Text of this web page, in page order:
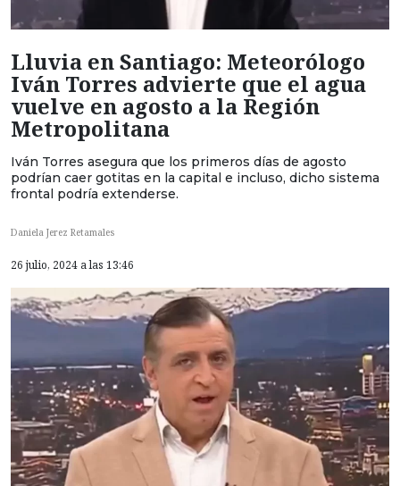
Lluvia en Santiago: Meteorólogo
Iván Torres advierte que el agua
vuelve en agosto a la Región
Metropolitana
Iván Torres asegura que los primeros días de agosto
podrían caer gotitas en la capital e incluso, dicho sistema
frontal podría extenderse.
Daniela Jerez Retamales
26 julio, 2024 a las 13:46